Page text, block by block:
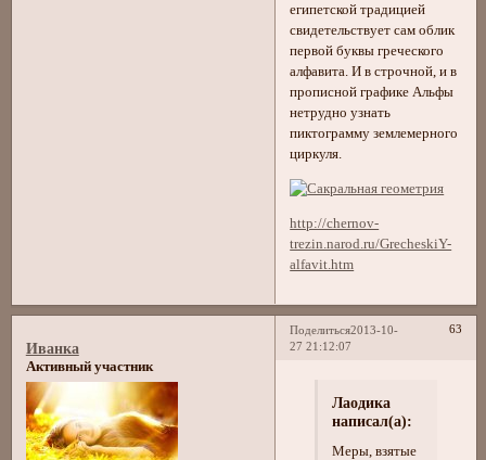
египетской традицией
свидетельствует сам облик
первой буквы греческого
алфавита. И в строчной, и в
прописной графике Альфы
нетрудно узнать
пиктограмму землемерного
циркуля.
http://chernov-
trezin.narod.ru/GrecheskiY-
alfavit.htm
Поделиться 63
2013-10-
27 21:12:07
Иванка
Активный участник
Лаодика
написал(а):
Меры, взятые